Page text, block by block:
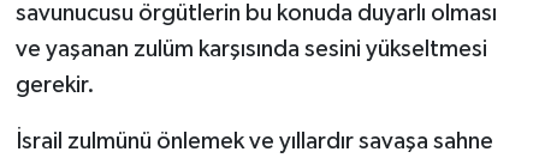
savunucusu örgütlerin bu konuda duyarlı olması
ve yaşanan zulüm karşısında sesini yükseltmesi
gerekir.
İsrail zulmünü önlemek ve yıllardır savaşa sahne